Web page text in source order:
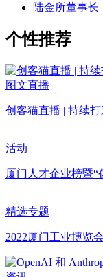
陆金所董事长
个性推荐
图文直播
创客猫直播 | 持续
活动
厦门人才企业榜暨
精选专题
2022厦门工业博览